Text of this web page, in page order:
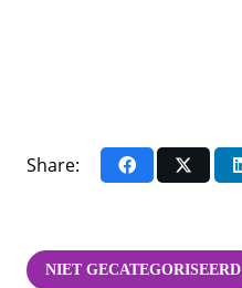
Share:
NIET GECATEGORISEERD